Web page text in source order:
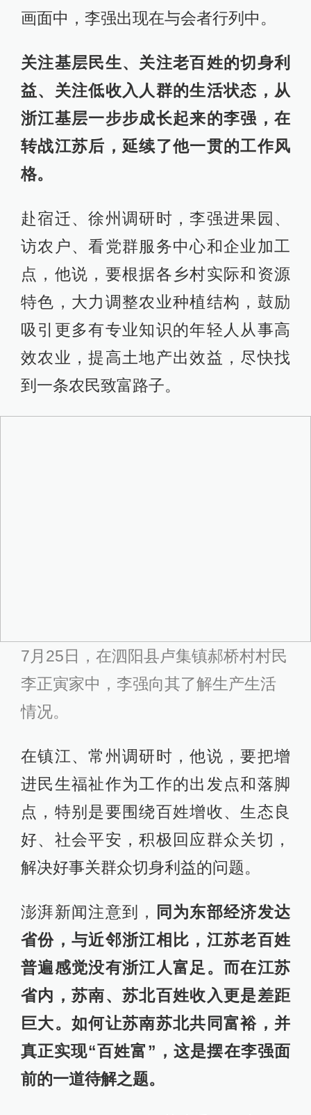
7月25日，在泗阳县卢集镇郝桥村村民
李正寅家中，李强向其了解生产生活
情况。
在镇江、常州调研时，他说，要把增
进民生福祉作为工作的出发点和落脚
点，特别是要围绕百姓增收、生态良
好、社会平安，积极回应群众关切，
前的一道待解之题。
7月22日至23日，江苏省委召开十二届
十二次全会。在有关这次会议的新闻
善民生力度，提高财政资金用于民生
建设的使用效率，提高民生实事的实
际成效，千方百计扩大就业，高度关
注低收入群体的生活，深入实施脱贫
致富奔小康工程，深入推进综合医改
试点，全力做好公共安全工作，维护
社会和谐稳定。
澎湃新闻获悉，李强在江苏调研中提
醒各地干部，要保持定力，对GDP数
字一个百分点、半个百分点的起落不
必太纠结。